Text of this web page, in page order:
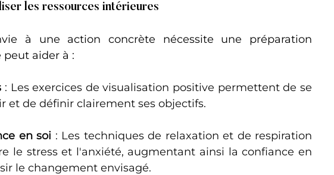
les ressources intérieures
à une action concrète nécessite une préparation
aider à :
: Les exercices de visualisation positive permettent de se
et de définir clairement ses objectifs.
en soi : Les techniques de relaxation et de respiration
le stress et l'anxiété, augmentant ainsi la confiance en
le changement envisagé.